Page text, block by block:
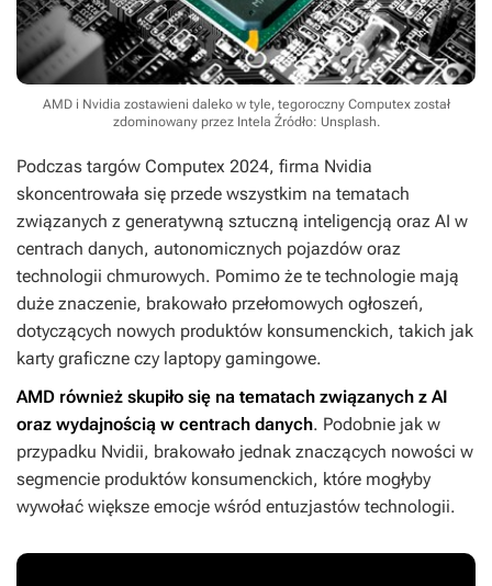
AMD i Nvidia zostawieni daleko w tyle, tegoroczny Computex został
zdominowany przez Intela Źródło: Unsplash.
Podczas targów Computex 2024, firma Nvidia
skoncentrowała się przede wszystkim na tematach
związanych z generatywną sztuczną inteligencją oraz AI w
centrach danych, autonomicznych pojazdów oraz
technologii chmurowych. Pomimo że te technologie mają
duże znaczenie, brakowało przełomowych ogłoszeń,
dotyczących nowych produktów konsumenckich, takich jak
karty graficzne czy laptopy gamingowe.
AMD również skupiło się na tematach związanych z AI
oraz wydajnością w centrach danych. Podobnie jak w
przypadku Nvidii, brakowało jednak znaczących nowości w
segmencie produktów konsumenckich, które mogłyby
wywołać większe emocje wśród entuzjastów technologii.